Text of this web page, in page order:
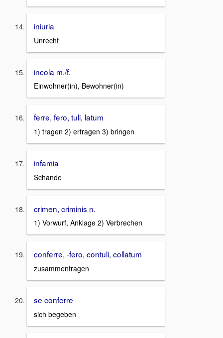
iniuria
Unrecht
incola m./f.
Einwohner(in), Bewohner(in)
ferre, fero, tuli, latum
1) tragen 2) ertragen 3) bringen
infamia
Schande
crimen, criminis n.
1) Vorwurf, Anklage 2) Verbrechen
conferre, -fero, contuli, collatum
zusammentragen
se conferre
sich begeben